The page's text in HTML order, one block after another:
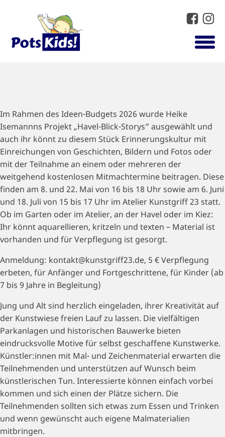
Im Rahmen des Ideen-Budgets 2026 wurde Heike
Isemannns Projekt „Havel-Blick-Storys“ ausgewählt und
auch ihr könnt zu diesem Stück Erinnerungskultur mit
Einreichungen von Geschichten, Bildern und Fotos oder
mit der Teilnahme an einem oder mehreren der
weitgehend kostenlosen Mitmachtermine beitragen. Diese
finden am 8. und 22. Mai von 16 bis 18 Uhr sowie am 6. Juni
und 18. Juli von 15 bis 17 Uhr im Atelier Kunstgriff 23 statt.
Ob im Garten oder im Atelier, an der Havel oder im Kiez:
Ihr könnt aquarellieren, kritzeln und texten – Material ist
vorhanden und für Verpflegung ist gesorgt.
Anmeldung: kontakt@kunstgriff23.de, 5 € Verpflegung
erbeten, für Anfänger und Fortgeschrittene, für Kinder (ab
7 bis 9 Jahre in Begleitung)
Jung und Alt sind herzlich eingeladen, ihrer Kreativität auf
der Kunstwiese freien Lauf zu lassen. Die vielfältigen
Parkanlagen und historischen Bauwerke bieten
eindrucksvolle Motive für selbst geschaffene Kunstwerke.
Künstler:innen mit Mal- und Zeichenmaterial erwarten die
Teilnehmenden und unterstützen auf Wunsch beim
künstlerischen Tun. Interessierte können einfach vorbei
kommen und sich einen der Plätze sichern. Die
Teilnehmenden sollten sich etwas zum Essen und Trinken
und wenn gewünscht auch eigene Malmaterialien
mitbringen.